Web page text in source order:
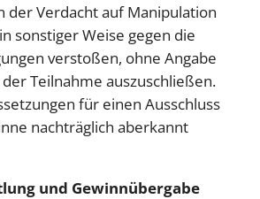
der Verdacht auf Manipulation
sonstiger Weise gegen die
verstoßen, ohne Angabe
Teilnahme auszuschließen.
für einen Ausschluss
nachträglich aberkannt
und Gewinnübergabe